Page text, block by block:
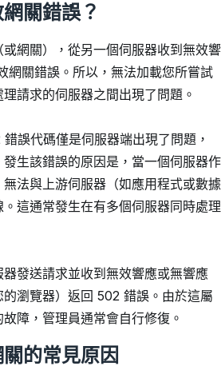
關錯誤？
網關），從另一個伺服器收到無效響
網關錯誤。所以，無法加載您所嘗試
請求的伺服器之間出現了問題。
誤代碼僅是伺服器端出現了問題，
生該錯誤的原因是，當一個伺服器作
法與上游伺服器（如應用程式或數據
這通常發生在有多個伺服器同時處理
發送請求並收到無效響應或無響應
瀏覽器）返回 502 錯誤。由於這屬
障，管理員通常會自行修復。
的常見原因